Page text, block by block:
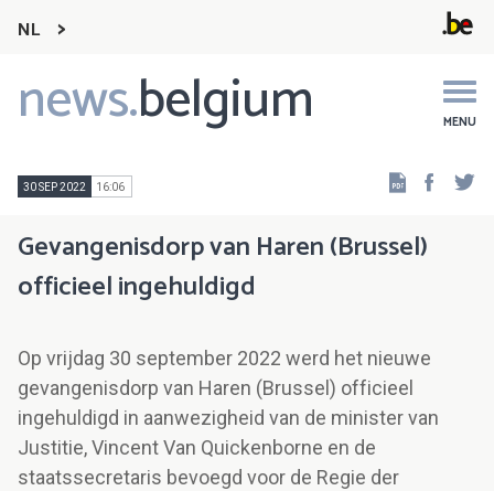
NL
news.belgium MENU
Main
navigation
30 SEP 2022 16:06
Gevangenisdorp van Haren (Brussel)
officieel ingehuldigd
Op vrijdag 30 september 2022 werd het nieuwe
gevangenisdorp van Haren (Brussel) officieel
ingehuldigd in aanwezigheid van de minister van
Justitie, Vincent Van Quickenborne en de
staatssecretaris bevoegd voor de Regie der